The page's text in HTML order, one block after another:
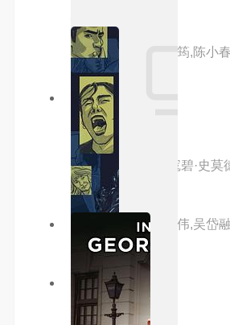
主演：梁家辉,毛舜筠,陈小
10.0分 hd
捐精大丈夫
主演：文斯·沃恩,寇碧·史莫
主演：梁朝伟,苗侨伟,吴岱
10.0分 全8集
凡妇俗女